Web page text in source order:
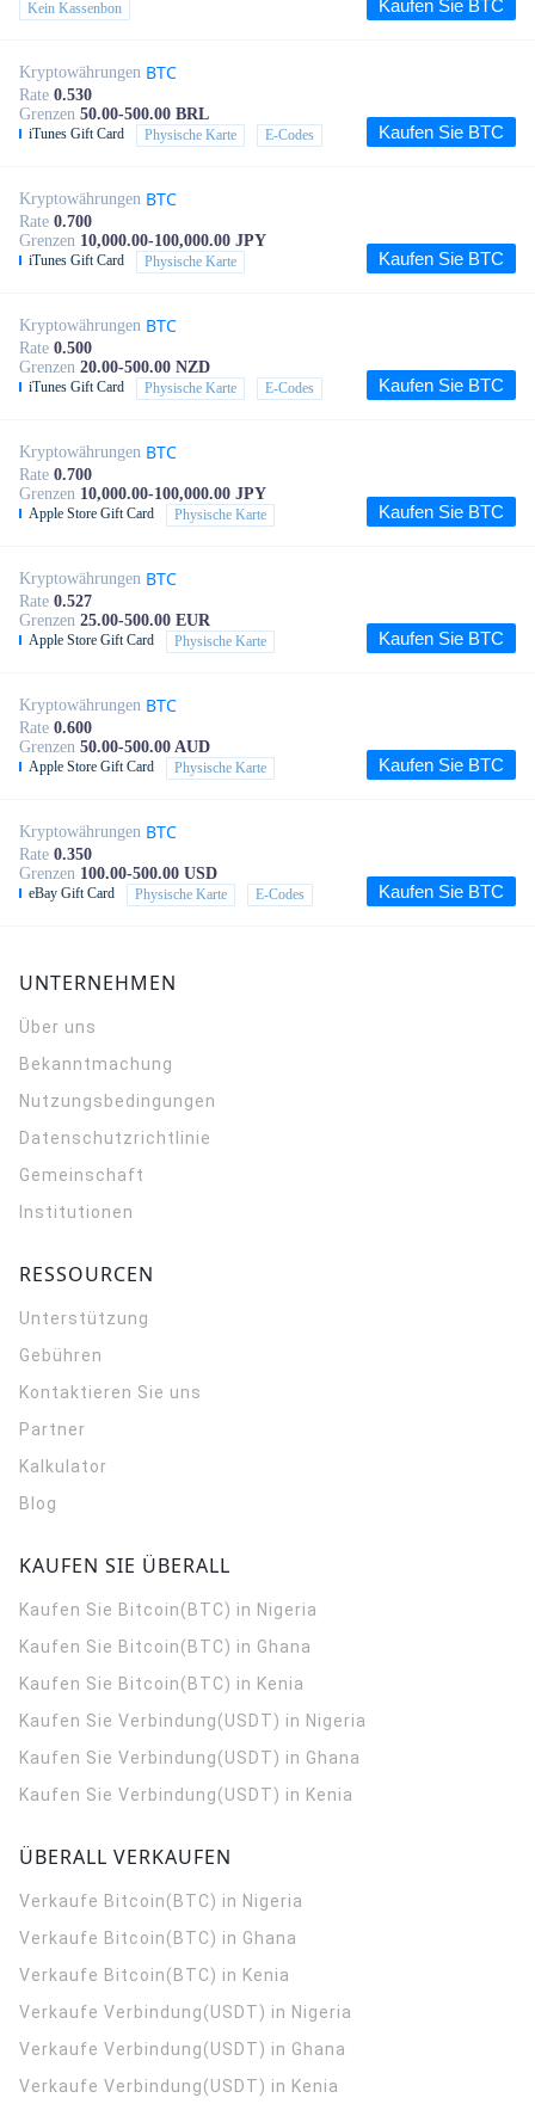
Kein Kassenbon Kaufen Sie BTC
Kryptowährungen BTC
Rate 0.530
Grenzen 50.00-500.00 BRL
iTunes Gift Card Physische Karte E-Codes Kaufen Sie BTC
Kryptowährungen BTC
Rate 0.700
Grenzen 10,000.00-100,000.00 JPY
iTunes Gift Card Physische Karte Kaufen Sie BTC
Kryptowährungen BTC
Rate 0.500
Grenzen 20.00-500.00 NZD
iTunes Gift Card Physische Karte E-Codes Kaufen Sie BTC
Kryptowährungen BTC
Rate 0.700
Grenzen 10,000.00-100,000.00 JPY
Apple Store Gift Card Physische Karte Kaufen Sie BTC
Kryptowährungen BTC
Rate 0.527
Grenzen 25.00-500.00 EUR
Apple Store Gift Card Physische Karte Kaufen Sie BTC
Kryptowährungen BTC
Rate 0.600
Grenzen 50.00-500.00 AUD
Apple Store Gift Card Physische Karte Kaufen Sie BTC
Kryptowährungen BTC
Rate 0.350
Grenzen 100.00-500.00 USD
eBay Gift Card Physische Karte E-Codes Kaufen Sie BTC
UNTERNEHMEN
Über uns
Bekanntmachung
Nutzungsbedingungen
Datenschutzrichtlinie
Gemeinschaft
Institutionen
RESSOURCEN
Unterstützung
Gebühren
Kontaktieren Sie uns
Partner
Kalkulator
Blog
KAUFEN SIE ÜBERALL
Kaufen Sie Bitcoin(BTC) in Nigeria
Kaufen Sie Bitcoin(BTC) in Ghana
Kaufen Sie Bitcoin(BTC) in Kenia
Kaufen Sie Verbindung(USDT) in Nigeria
Kaufen Sie Verbindung(USDT) in Ghana
Kaufen Sie Verbindung(USDT) in Kenia
ÜBERALL VERKAUFEN
Verkaufe Bitcoin(BTC) in Nigeria
Verkaufe Bitcoin(BTC) in Ghana
Verkaufe Bitcoin(BTC) in Kenia
Verkaufe Verbindung(USDT) in Nigeria
Verkaufe Verbindung(USDT) in Ghana
Verkaufe Verbindung(USDT) in Kenia